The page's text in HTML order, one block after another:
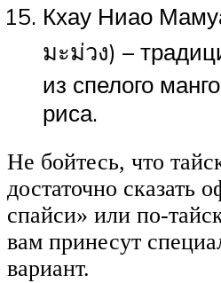
Кхау Ниао
มะม่วง) –
из спелого
риса.
Не бойтесь, что
достаточно сказать
спайси» или по-
вам принесут
вариант.